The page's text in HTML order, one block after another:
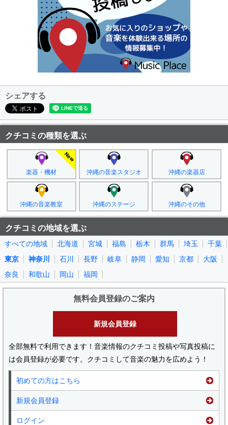
シェアする
クチコミの種類を選ぶ
楽器・機材 沖縄の音楽スタジオ 沖縄の楽器店
沖縄の音楽教室 沖縄のステージ 沖縄のその他
クチコミの地域を選ぶ
すべての地域 北海道 宮城 福島 栃木 群馬 埼玉
千葉
東京
神奈川 石川 長野 岐阜 静岡 愛知 京都
大阪
奈良
和歌山 岡山 福岡
無料会員登録のご案内
新規会員登録
全部無料で利用できます！音楽情報のクチコミ投稿や写真投稿に
は会員登録が必要です。クチコミして音楽の魅力を広めよう！
初めての方はこちら
新規会員登録
ログイン